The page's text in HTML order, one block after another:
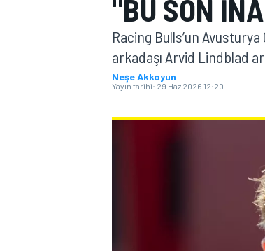
MOTOGP
"BU SON
Racing Bulls’un
arkadaşı Arvid Lindblad
Neşe Akkoyun
Yayın tarihi: 29 Haz 2026 12:20